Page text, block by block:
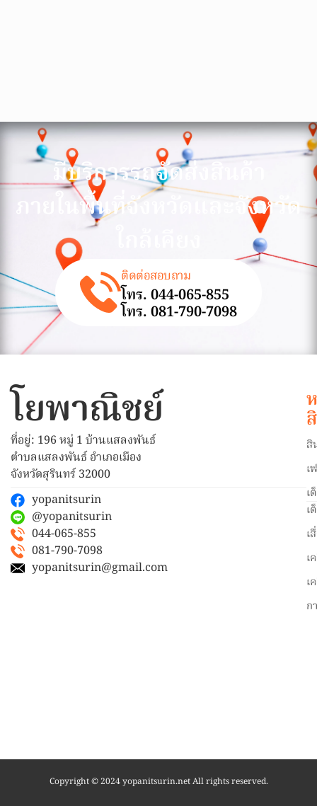
มีบริการรถจัดส่งสินค้า
ภายในพื้นที่จังหวัดและจังหวัด
ติดต่อสอบถาม
โทร. 044-065-855
โทร. 081-790-7098
โยพาณิชย์
ที่อยู่: 196 หมู่ 1 บ้านแสลงพันธ์
ตำบลแสลงพันธ์ อำเภอเมือง
จังหวัดสุรินทร์ 32000
yopanitsurin
@yopanitsurin
044-065-855
081-790-7098
yopanitsurin@gmail.com
สิ
เ
เ
เ
เ
เ
เ
ก
Copyright © 2024 yopanitsurin.net All rights reserved.